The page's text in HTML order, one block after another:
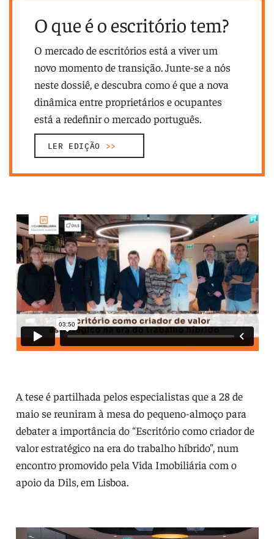
O que é o escritório tem?
O mercado de escritórios está a viver um
novo momento de transição. Junte-se a nós
neste dossiê, e descubra como é que a nova
dinâmica entre proprietários e ocupantes
está a redefinir o mercado português.
LER EDIÇÃO >>
A tese é partilhada pelos especialistas que a 28 de
maio se reuniram à mesa do pequeno-almoço para
debater a importância do “Escritório como criador de
valor estratégico na era do trabalho híbrido”, num
encontro promovido pela Vida Imobiliária com o
apoio da Dils, em Lisboa.